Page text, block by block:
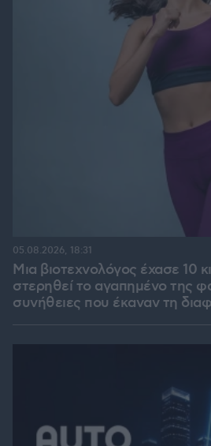
Μια βιοτεχνολόγος έχασε 10
στερηθεί το αγαπημένο της
συνήθειες που έκαναν τη
05.08.2026, 18:31